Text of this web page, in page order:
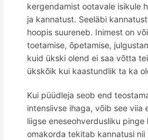
kergendamist ootavale isikule
ja kannatust. Seeläbi
hoopis suureneb. Inimest on
toetamise, õpetamise,
kuid ükski olend ei saa võtta
ükskõik kui kaastundlik ta ka
Kui püüdleja seob end
intensiivse ihaga, võib see viia
liigse eneseohverdusliku pinge
omakorda tekitab kannatusi